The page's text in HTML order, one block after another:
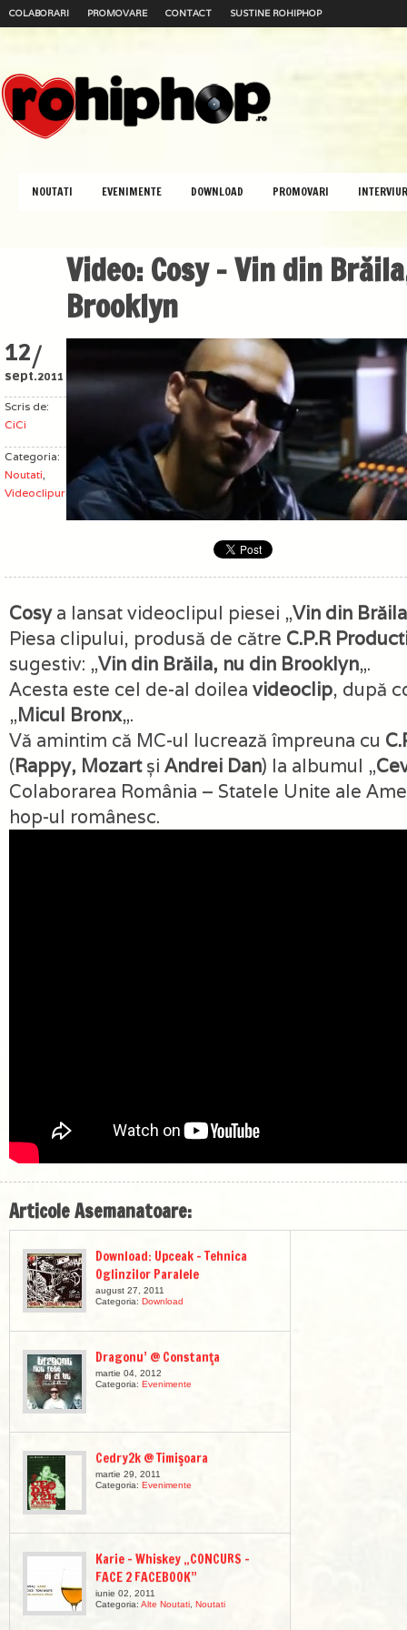
COLABORARI PROMOVARE CONTACT SUSTINE ROHIPHOP
NOUTATI EVENIMENTE DOWNLOAD PROMOVARI
Video: Cosy – Vin din
Brooklyn
12/
sept.2011
Scris de:
CiCi
Categoria:
Noutati,
Videoclipuri
Cosya lansat videoclipul piesei „Vin din
Piesa clipului, produsă de către C.P.R
sugestiv: „Vin din Brăila, nu din Brooklyn„.
Acesta este cel de-al doilea videoclip, după
„Micul Bronx„.
Vă amintim că MC-ul lucrează împreuna cu
(Rappy, Mozartși Andrei Dan) la albumul „
Colaborarea România – Statele Unite ale
hop-ul românesc.
Articole Asemanatoare:
Download: Upceak – Tehnica
Oglinzilor Paralele
august 27, 2011
Categoria: Download
Dragonu’ @ Constanţa
martie 04, 2012
Categoria: Evenimente
Cedry2k @ Timişoara
martie 29, 2011
Categoria: Evenimente
Karie – Whiskey „CONCURS –
FACE 2 FACEBOOK”
iunie 02, 2011
Categoria: Alte Noutati Noutati